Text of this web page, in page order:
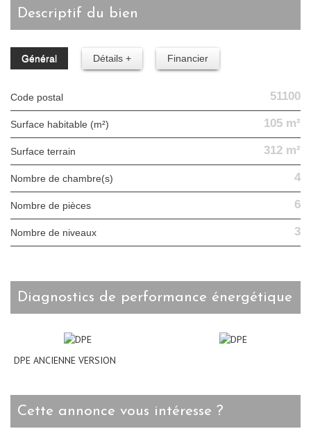
descriptif du bien
Général Détails + Financier
Code postal 51100
Surface habitable (m²) 105 m²
surface terrain 312 m²
Nombre de chambre(s) 4
Nombre de pièces 6
Nombre de niveaux 3
diagnostics de performance énergétique
DPE ANCIENNE VERSION
cette annonce vous intéresse ?